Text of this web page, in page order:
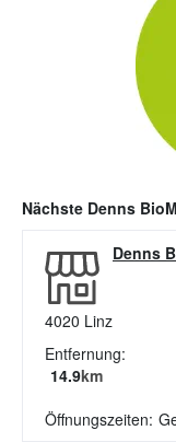
Nächste Denns
Denns
4020 Linz
Entfernung:
14.9km
Öffnungszeiten: